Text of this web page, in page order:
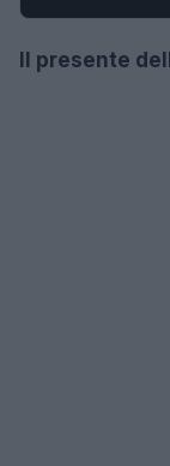
Il presente